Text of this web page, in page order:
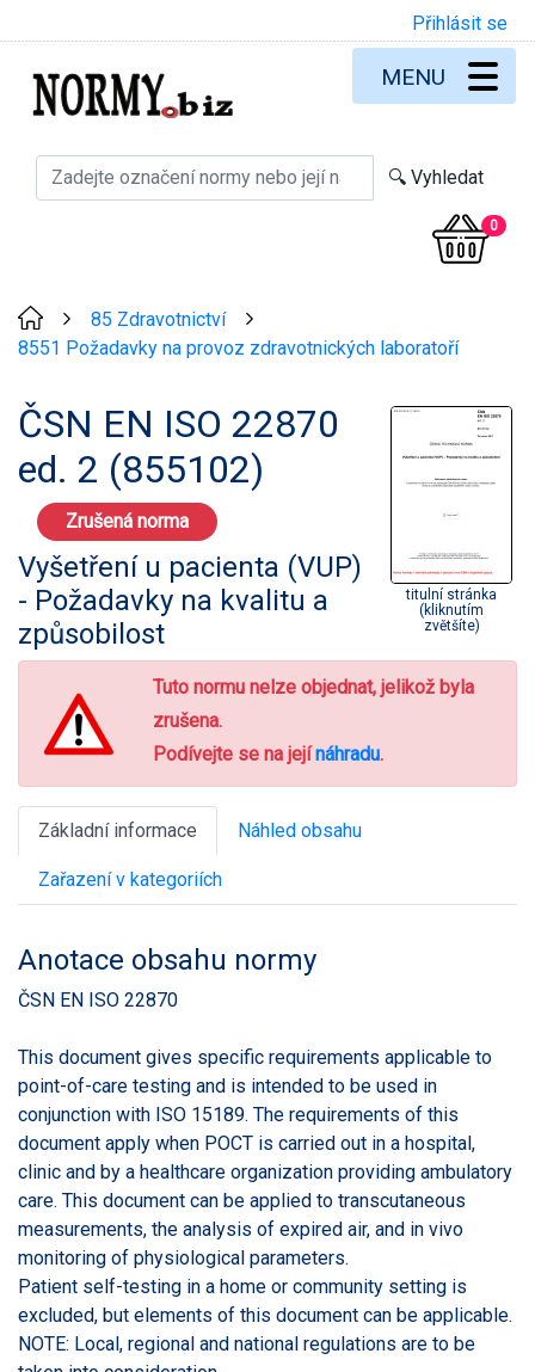
Přihlásit se
0
MENU
85 Zdravotnictví
8551 Požadavky na provoz zdravotnických laboratoří
ČSN EN ISO 22870
ed. 2 (855102)
Zrušená norma
Vyšetření u pacienta (VUP)
- Požadavky na kvalitu a
způsobilost
titulní stránka
(kliknutím
zvětšíte)
Tuto normu nelze objednat, jelikož byla
zrušena.
Podívejte se na jejínáhradu.
Základní informace Náhled obsahu
Zařazení v kategoriích
Anotace obsahu normy
ČSN EN ISO 22870
This document gives specific requirements applicable to
point-of-care testing and is intended to be used in
conjunction with ISO 15189. The requirements of this
document apply when POCT is carried out in a hospital,
clinic and by a healthcare organization providing ambulatory
care. This document can be applied to transcutaneous
measurements, the analysis of expired air, and in vivo
monitoring of physiological parameters.
Patient self-testing in a home or community setting is
excluded, but elements of this document can be applicable.
NOTE: Local, regional and national regulations are to be